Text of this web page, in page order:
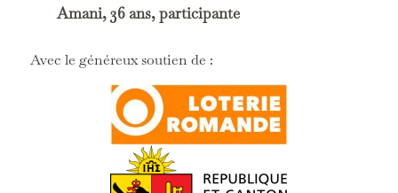
Amani, 36 ans, participante
Avec le généreux soutien de :